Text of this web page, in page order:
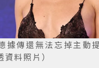
據傳還無法忘掉主動
料照片）